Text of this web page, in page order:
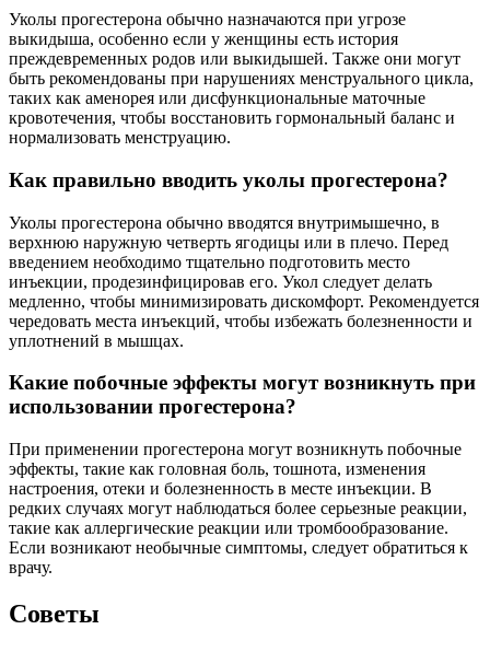
Уколы прогестерона обычно назначаются при угрозе
выкидыша, особенно если у женщины есть история
преждевременных родов или выкидышей. Также они могут
быть рекомендованы при нарушениях менструального цикла,
таких как аменорея или дисфункциональные маточные
кровотечения, чтобы восстановить гормональный баланс и
нормализовать менструацию.
Как правильно вводить уколы прогестерона?
Уколы прогестерона обычно вводятся внутримышечно, в
верхнюю наружную четверть ягодицы или в плечо. Перед
введением необходимо тщательно подготовить место
инъекции, продезинфицировав его. Укол следует делать
медленно, чтобы минимизировать дискомфорт. Рекомендуется
чередовать места инъекций, чтобы избежать болезненности и
уплотнений в мышцах.
Какие побочные эффекты могут возникнуть при
использовании прогестерона?
При применении прогестерона могут возникнуть побочные
эффекты, такие как головная боль, тошнота, изменения
настроения, отеки и болезненность в месте инъекции. В
редких случаях могут наблюдаться более серьезные реакции,
такие как аллергические реакции или тромбообразование.
Если возникают необычные симптомы, следует обратиться к
врачу.
Советы